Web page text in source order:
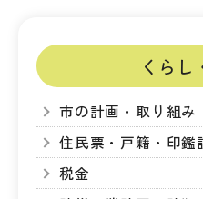
くらし
市の計画・取り組み
住民票・戸籍・印鑑
税金